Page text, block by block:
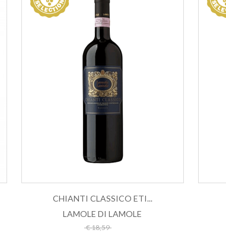
ESAURITO
CHIANTI CLASSICO ETI...
LAMOLE DI LAMOLE
€ 18,59